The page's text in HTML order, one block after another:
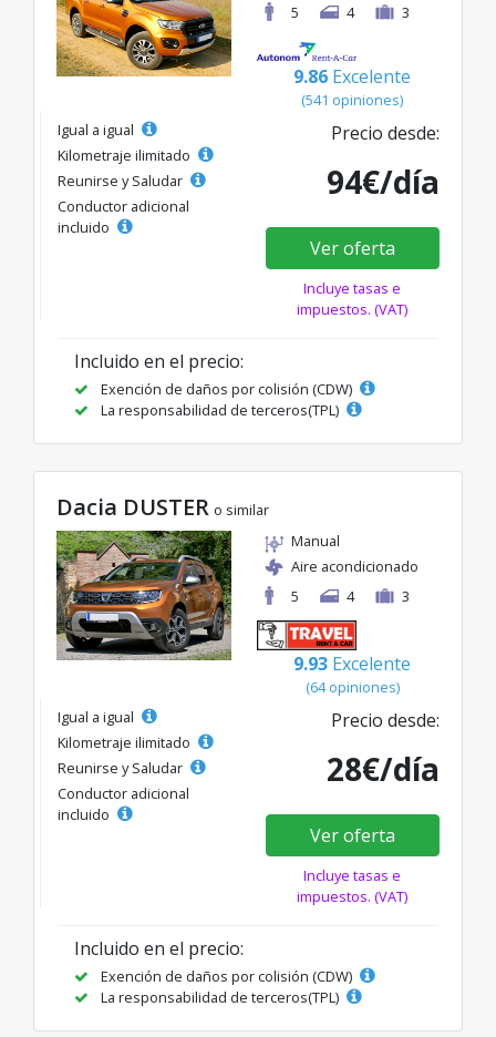
5
4 3
9.86 Excelente
(541 opiniones)
Igual a igual
Kilometraje ilimitado
Reunirse y Saludar
Conductor adicional
incluido
Precio desde:
94€/día
Ver oferta
Incluye tasas e
impuestos. (VAT)
Incluido en el precio:
Exención de daños por colisión (CDW)
La responsabilidad de terceros(TPL)
Dacia DUSTER o similar
Manual
Aire acondicionado
5
4 3
9.93 Excelente
(64 opiniones)
Igual a igual
Kilometraje ilimitado
Reunirse y Saludar
Conductor adicional
incluido
Precio desde:
28€/día
Ver oferta
Incluye tasas e
impuestos. (VAT)
Incluido en el precio:
Exención de daños por colisión (CDW)
La responsabilidad de terceros(TPL)